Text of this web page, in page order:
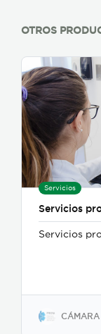
OTROS
Servicios
Servicios
Servicios